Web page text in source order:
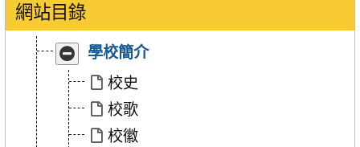
網站目錄
收
合
「學
簡
介」
展
開
「學
簡
介」
學校簡介
校史
校歌
校徽